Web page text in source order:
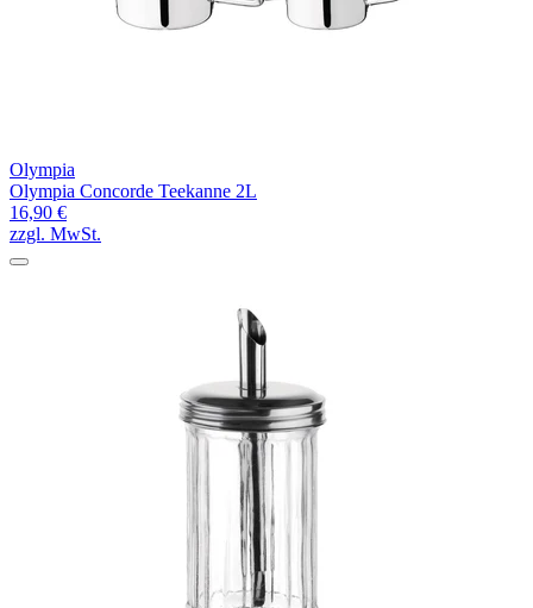
Olympia
Olympia Concorde Teekanne 2L
16,90 €
zzgl. MwSt.